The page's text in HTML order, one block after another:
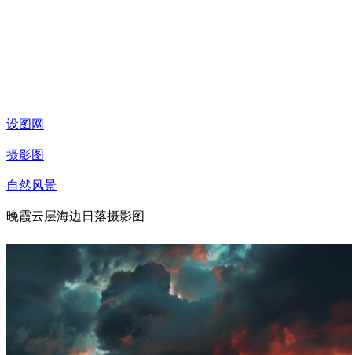
设图网
摄影图
自然风景
晚霞云层海边日落摄影图